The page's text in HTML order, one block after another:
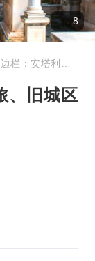
8
、旧城区